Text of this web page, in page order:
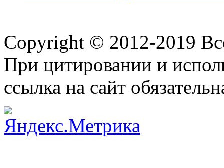
Copyright © 2012-2019
При цитировании и
ссылка на сайт